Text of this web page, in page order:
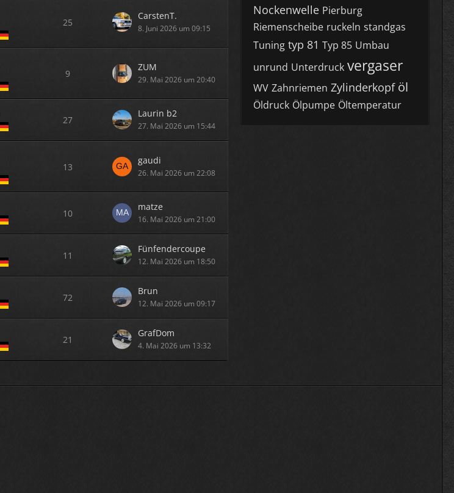
25
CarstenT.
8. Juni 2026 um 09:15
9
ZUM
29. Mai 2026 um 20:40
27
Laurin b2
27. Mai 2026 um 15:44
13
gaudi
26. Mai 2026 um 22:08
10
matze
16. Mai 2026 um 21:00
11
Fünfendercoupe
12. Mai 2026 um 18:50
72
Brun
12. Mai 2026 um 09:17
21
GrafDom
4. Mai 2026 um 13:32
Nockenwelle Pierburg
Riemenscheibe ruckeln standgas
Tuning typ 81 Typ 85 Umbau
unrund Unterdruck vergaser
WV Zahnriemen Zylinderkopf öl
Öldruck Ölpumpe Öltemperatur